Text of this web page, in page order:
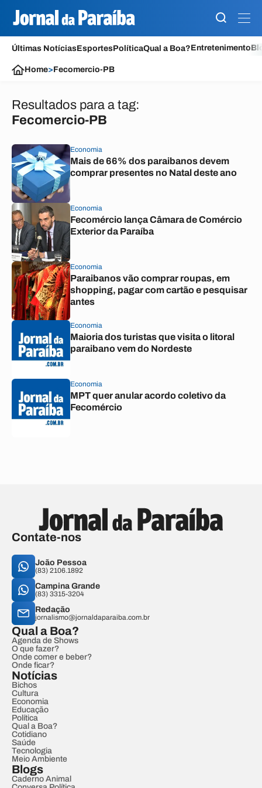
Últimas NotíciasEsportesPolíticaQual a Boa?Entretenimento
Home>Fecomercio-PB
Resultados para a tag:
Fecomercio-PB
Economia
Mais de 66% dos paraibanos devem
comprar presentes no Natal deste ano
Economia
Fecomércio lança Câmara de Comércio
Exterior da Paraíba
Economia
Paraibanos vão comprar roupas, em
shopping, pagar com cartão e pesquisar
antes
Economia
Maioria dos turistas que visita o litoral
paraibano vem do Nordeste
Economia
MPT quer anular acordo coletivo da
Fecomércio
Contate-nos
João Pessoa
(83) 2106.1892
Campina Grande
(83) 3315-3204
Redação
jornalismo@jornaldaparaiba.com.br
Qual a Boa?
Agenda de Shows
O que fazer?
Onde comer e beber?
Onde ficar?
Notícias
Bichos
Cultura
Economia
Educação
Política
Qual a Boa?
Cotidiano
Saúde
Tecnologia
Meio Ambiente
Blogs
Caderno Animal